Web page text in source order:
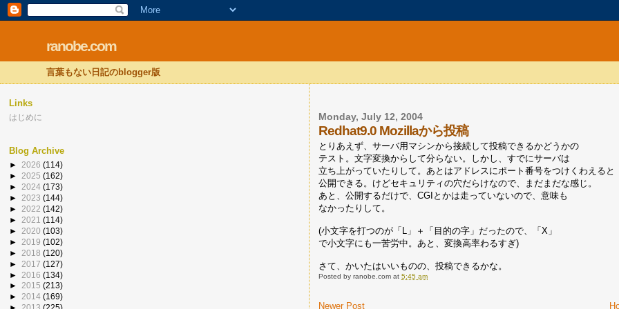
ranobe.com
言葉もない日記のblogger版
Monday, July 12, 2004
Redhat9.0 Mozillaから投稿
とりあえず、サーバ用マシンから接続して投稿できるかどうかの
テスト。文字変換からして分らない。しかし、すでにサーバは
立ち上がっていたりして。あとはアドレスにポート番号をつけくわえると
公開できる。けどセキュリティの穴だらけなので、まだまだな感じ。
あと、公開するだけで、CGIとかは走っていないので、意味も
なかったりして。
(小文字を打つのが「L」＋「目的の字」だったので、「X」
で小文字にも一苦労中。あと、変換高率わるすぎ)
さて、かいたはいいものの、投稿できるかな。
Posted byranobe.com at5:45 am
Newer Post
Links
はじめに
Blog Archive
► 2026 (114)
► 2025 (162)
► 2024 (173)
► 2023 (144)
► 2022 (142)
► 2021 (114)
► 2020 (103)
► 2019 (102)
► 2018 (120)
► 2017 (127)
► 2016 (134)
► 2015 (213)
► 2014 (169)